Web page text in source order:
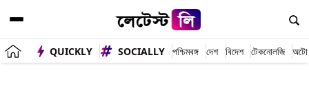
QUICKLY SOCIALLY পশ্চিমবঙ্গ দেশ বিদেশ টেকনোলজি অটো